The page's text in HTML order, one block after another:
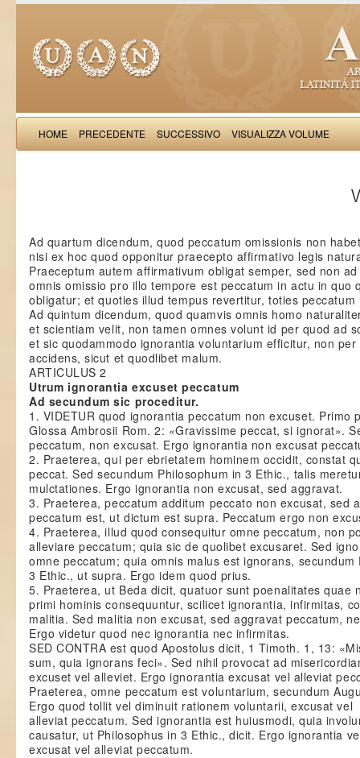
HOME PRECEDENTE SUCCESSIVO VISUALIZZA VOLUME
Ad quartum dicendum, quod peccatum omissionis non
nisi ex hoc quod opponitur praecepto affirmativo legis
Praeceptum autem affirmativum obligat semper, sed non
omnis omissio pro illo tempore est peccatum in actu in quo
obligatur; et quoties illud tempus revertitur, toties peccatum
Ad quintum dicendum, quod quamvis omnis homo
et scientiam velit, non tamen omnes volunt id per quod ad
et sic quodammodo ignorantia voluntarium efficitur, non
accidens, sicut et quodlibet malum.
ARTICULUS 2
Utrum ignorantia excuset peccatum
Ad secundum sic proceditur.
1. VIDETUR quod ignorantia peccatum non excuset. Primo
Glossa Ambrosii Rom. 2: «Gravissime peccat, si ignorat».
peccatum, non excusat. Ergo ignorantia non excusat
2. Praeterea, qui per ebrietatem hominem occidit, constat
peccat. Sed secundum Philosophum in 3 Ethic., talis
mulctationes. Ergo ignorantia non excusat, sed aggravat.
3. Praeterea, peccatum additum peccato non excusat, sed
peccatum est, ut dictum est supra. Peccatum ergo non
4. Praeterea, illud quod consequitur omne peccatum, non
alleviare peccatum; quia sic de quolibet excusaret. Sed
omne peccatum; quia omnis malus est ignorans, secundum
3 Ethic., ut supra. Ergo idem quod prius.
5. Praeterea, ut Beda dicit, quatuor sunt poenalitates quae
primi hominis consequuntur, scilicet ignorantia, infirmitas,
malitia. Sed malitia non excusat, sed aggravat peccatum,
Ergo videtur quod nec ignorantia nec infirmitas.
SED CONTRA est quod Apostolus dicit, 1 Timoth. 1, 13:
sum, quia ignorans feci». Sed nihil provocat ad
excuset vel alleviet. Ergo ignorantia excusat vel alleviat
Praeterea, omne peccatum est voluntarium, secundum
Ergo quod tollit vel diminuit rationem voluntarii, excusat vel
alleviat peccatum. Sed ignorantia est huiusmodi, quia
causatur, ut Philosophus in 3 Ethic., dicit. Ergo ignorantia
excusat vel alleviat peccatum.